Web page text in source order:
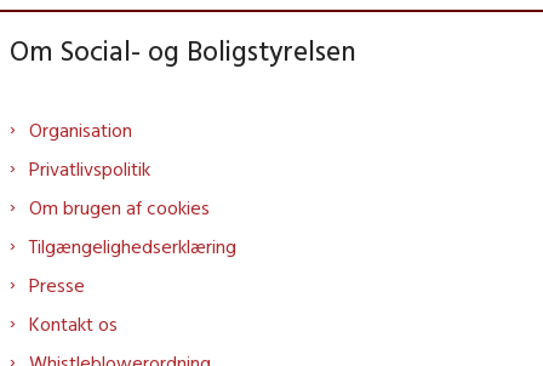
Om Social- og Boligstyrelsen
Organisation
Privatlivspolitik
Om brugen af cookies
Tilgængelighedserklæring
Presse
Kontakt os